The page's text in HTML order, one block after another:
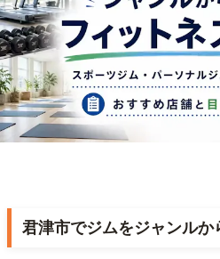
君津市でジムをジャンルか